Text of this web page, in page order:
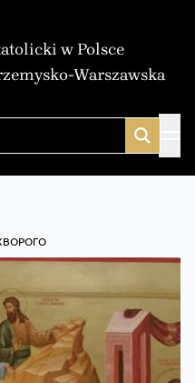
w Polsce
Warszawska